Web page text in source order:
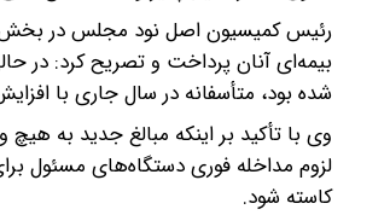
رئیس کمیسیون اصل نود مجلس در بخش
شده بود، متأسفانه در سال جاری با
وی با تأکید بر اینکه مبالغ جدید به
لزوم مداخله فوری دستگاه‌های مسئول
کاسته شود.